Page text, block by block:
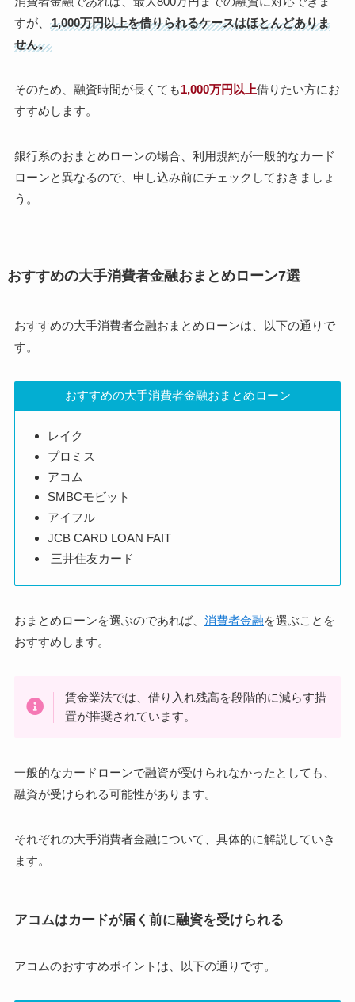
すが、
1,000万円以上を借りられるケースはほとんどありま
せん。
そのため、融資時間が長くても1,000万円以上借りたい方にお
すすめします。
銀行系のおまとめローンの場合、利用規約が一般的なカード
ローンと異なるので、申し込み前にチェックしておきましょ
う。
おすすめの大手消費者金融おまとめローン7選
おすすめの大手消費者金融おまとめローンは、以下の通りで
す。
おすすめの大手消費者金融おまとめローン
レイク
プロミス
アコム
SMBCモビット
アイフル
JCB CARD LOAN FAIT
三井住友カード
おまとめローンを選ぶのであれば、 消費者金融を選ぶことを
おすすめします。
賃金業法では、借り入れ残高を段階的に減らす措
置が推奨されています。
一般的なカードローンで融資が受けられなかったとしても、
融資が受けられる可能性があります。
それぞれの大手消費者金融について、具体的に解説していき
ます。
アコムはカードが届く前に融資を受けられる
アコムのおすすめポイントは、以下の通りです。